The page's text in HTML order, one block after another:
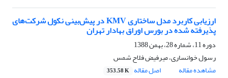
ارزیابی کاربرد مدل ساختاری KMV در پیش‌بینی نکول شرکت‌های
پذیرفته شده در بورس اوراق بهادار تهران
دوره 11، شماره 28، بهمن 1388
رسول خوانساری، میرفیض فلاح شمس
مشاهده مقاله
اصل مقاله 353.58 K